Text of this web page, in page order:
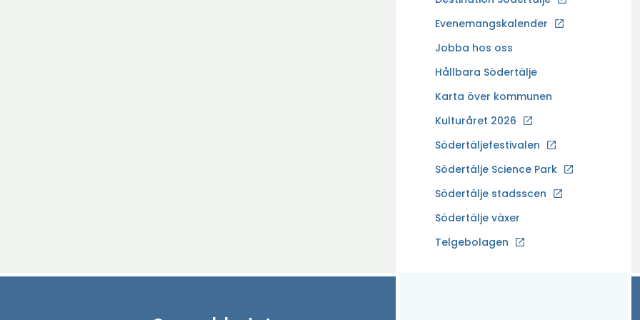
p
n
a
y
t
f
ö
n
t
Evenemangskalender
Jobba hos oss
Ö
p
n
a
y
t
f
ö
Hållbara Södertälje
Karta över kommunen
Kulturåret 2026
Södertäljefestivalen
Södertälje Science Park
Ö
p
n
a
Södertälje stadsscen
Södertälje växer
Telgebolagen
Ö